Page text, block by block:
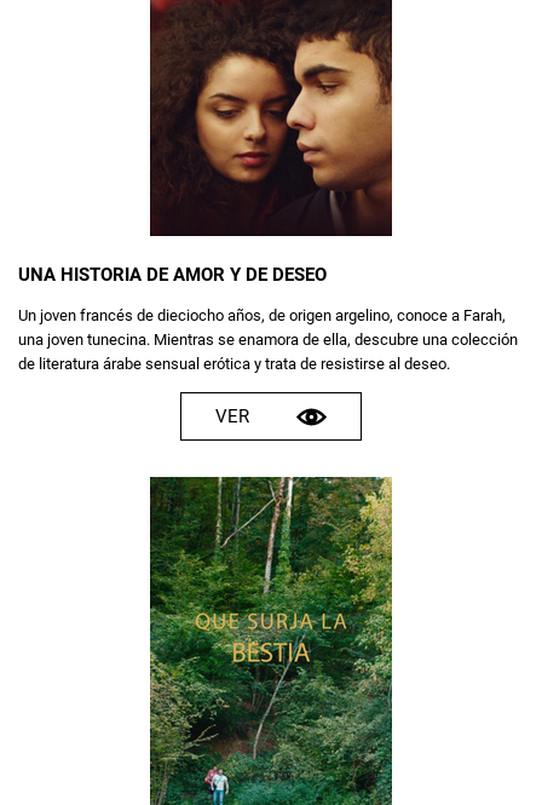
UNA HISTORIA DE AMOR Y DE DESEO
Un joven francés de dieciocho años, de origen argelino, conoce a Farah,
una joven tunecina. Mientras se enamora de ella, descubre una colección
de literatura árabe sensual erótica y trata de resistirse al deseo.
VER